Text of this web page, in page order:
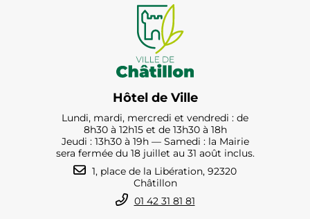
Hôtel de Ville
Lundi, mardi, mercredi et vendredi : de
8h30 à 12h15 et de 13h30 à 18h
Jeudi : 13h30 à 19h — Samedi : la Mairie
sera fermée du 18 juillet au 31 août inclus.
1, place de la Libération, 92320
Châtillon
01 42 31 81 81